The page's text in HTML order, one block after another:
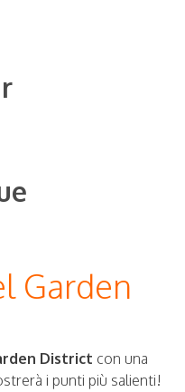
Garden
District con una
i punti più salienti!